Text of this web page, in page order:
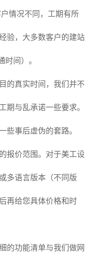
情况不同，工期有所
验，大多数客户的建站
时间）。
的真实时间，我们并不
期与乱承诺一些要求。
些事后虚伪的套路。
报价范围。对于美工设
多语言版本（不同版
再给您具体价格和时
的功能清单与我们做网